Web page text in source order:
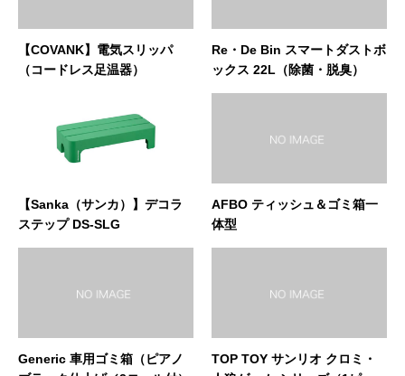
【COVANK】電気スリッパ
（コードレス足温器）
Re・De Bin スマートダストボ
ックス 22L（除菌・脱臭）
【Sanka（サンカ）】デコラ
ステップ DS-SLG
AFBO ティッシュ＆ゴミ箱一
体型
Generic 車用ゴミ箱（ピアノ
TOP TOY サンリオ クロミ・